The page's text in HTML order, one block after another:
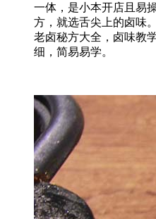
一体，是小本开店且易
方，就选舌尖上的卤味
老卤秘方大全，卤味教
细，简易易学。